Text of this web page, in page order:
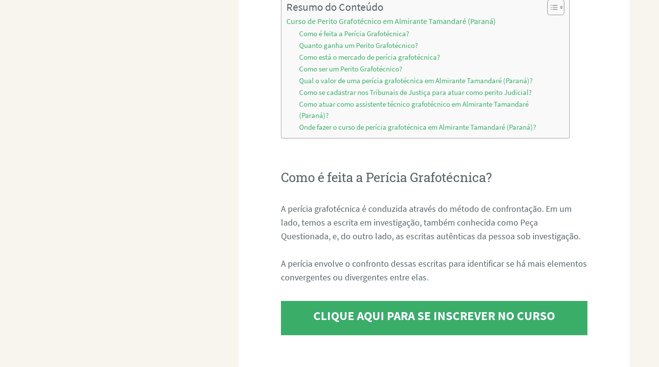
Resumo do Conteúdo
Curso de Perito Grafotécnico em Almirante Tamandaré (Paraná)
Como é feita a Perícia Grafotécnica?
Quanto ganha um Perito Grafotécnico?
Como está o mercado de perícia grafotécnica?
Como ser um Perito Grafotécnico?
Qual o valor de uma perícia grafotécnica em Almirante Tamandaré (Paraná)?
Como se cadastrar nos Tribunais de Justiça para atuar como perito Judicial?
Como atuar como assistente técnico grafotécnico em Almirante Tamandaré
(Paraná)?
Onde fazer o curso de perícia grafotécnica em Almirante Tamandaré (Paraná)?
Como é feita a Perícia Grafotécnica?
A perícia grafotécnica é conduzida através do método de confrontação. Em um
lado, temos a escrita em investigação, também conhecida como Peça
Questionada, e, do outro lado, as escritas autênticas da pessoa sob investigação.
A perícia envolve o confronto dessas escritas para identificar se há mais elementos
convergentes ou divergentes entre elas.
CLIQUE AQUI PARA SE INSCREVER NO CURSO